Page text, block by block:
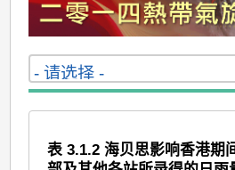
表 3.1.2 海贝思影响香港期